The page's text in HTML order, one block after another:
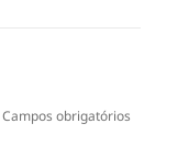
Campos obrigatórios